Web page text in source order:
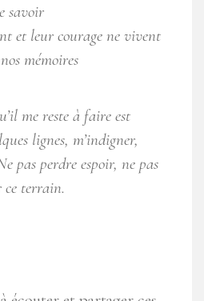
savoir
et leur courage ne vivent
mémoires
me reste à faire est
lignes, m’indigner,
pas perdre espoir, ne pas
ce terrain.